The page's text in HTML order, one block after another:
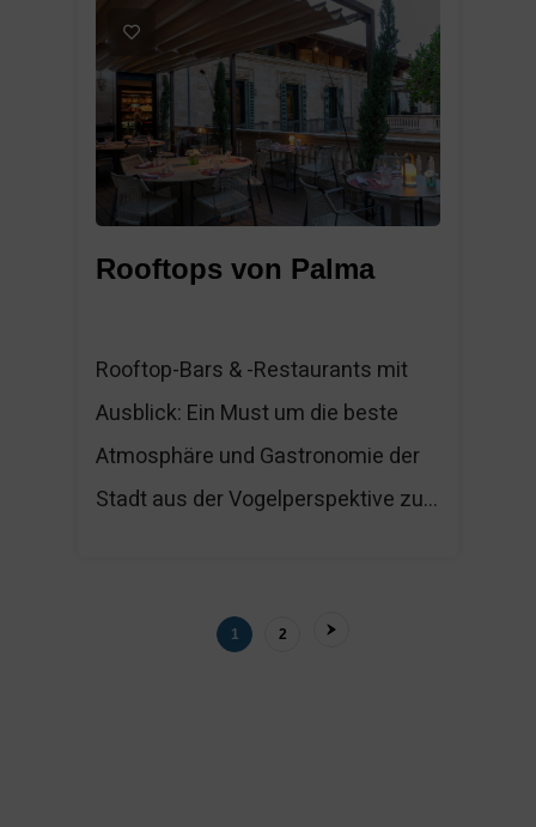
1
Rooftops von Palma
Rooftop-Bars & -Restaurants mit
Ausblick: Ein Must um die beste
Atmosphäre und Gastronomie der
Stadt aus der Vogelperspektive zu...
1 2